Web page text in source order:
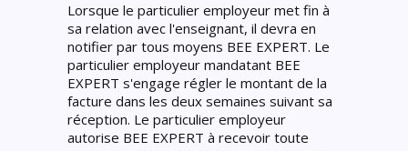
Lorsque le particulier employeur met fin à
sa relation avec l'enseignant, il devra en
notifier par tous moyens BEE EXPERT. Le
particulier employeur mandatant BEE
EXPERT s'engage régler le montant de la
facture dans les deux semaines suivant sa
réception. Le particulier employeur
autorise BEE EXPERT à recevoir toute